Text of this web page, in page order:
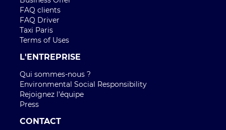
FAQ clients
FAQ Driver
Taxi Paris
Terms of Uses
L'ENTREPRISE
Qui sommes-nous ?
Environmental Social Responsibility
Rejoignez l'équipe
Press
CONTACT